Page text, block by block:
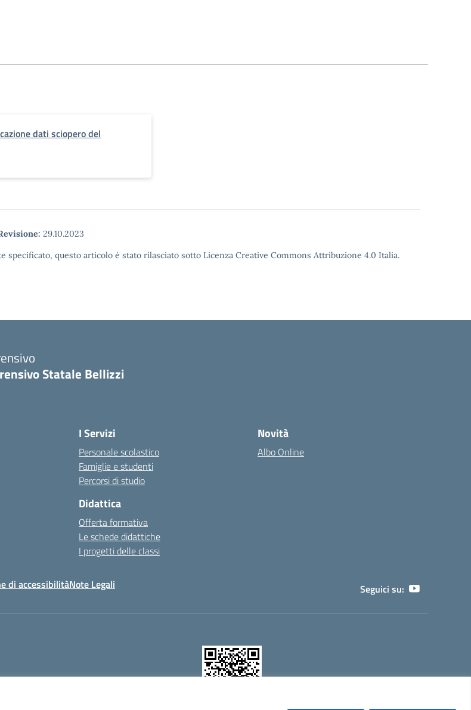
dati sciopero del
29.10.2023
specificato, questo articolo è stato rilasciato sotto Licenza Creative Commons Attribuzione 4.0 Italia.
Statale Bellizzi
I Servizi
Personale scolastico
Famiglie e studenti
Percorsi di studio
Didattica
Offerta formativa
Le schede didattiche
I progetti delle classi
Novità
Albo Online
di accessibilitàNote Legali Seguici su: